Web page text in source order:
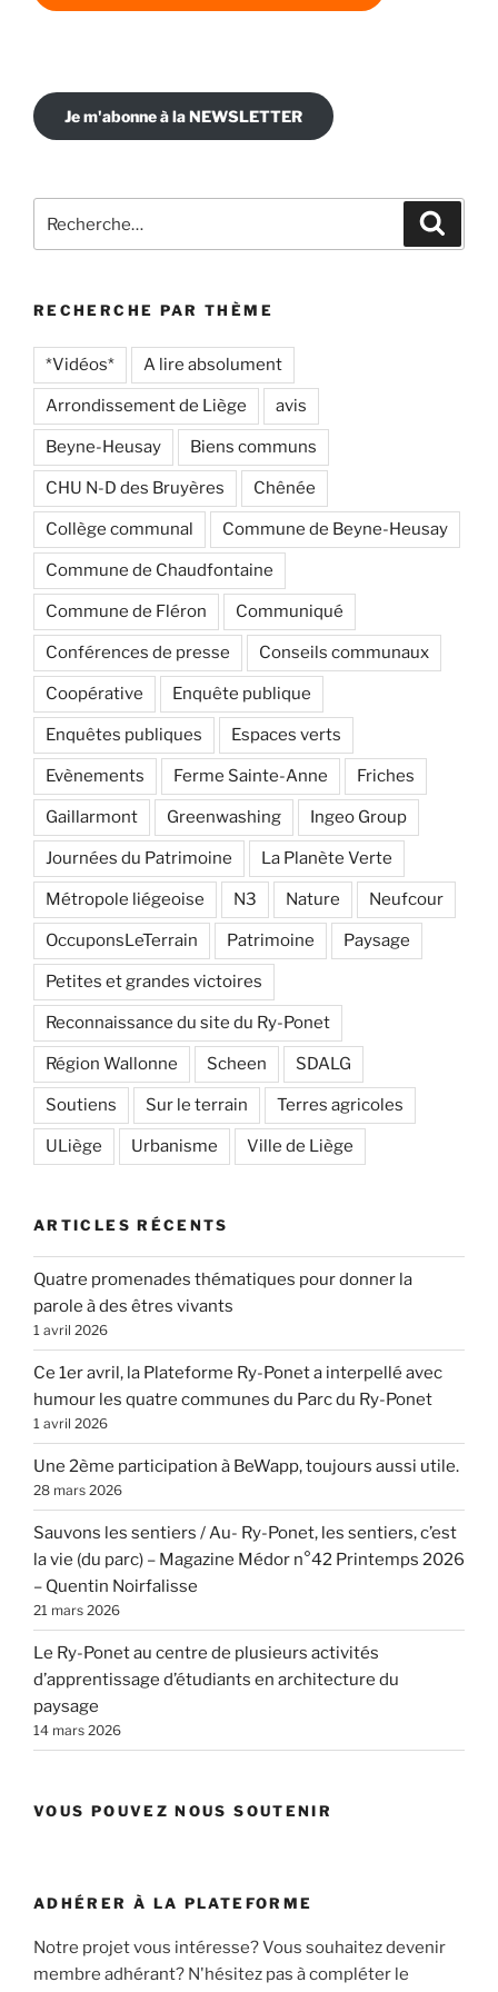
Je m'abonne à la NEWSLETTER
pour
RECHERCHE PAR THÈME
*Vidéos* A lire absolument
Arrondissement de Liège avis
Beyne-Heusay Biens communs
CHU N-D des Bruyères Chênée
Collège communal Commune de Beyne-Heusay
Commune de Chaudfontaine
Commune de Fléron Communiqué
Conférences de presse Conseils communaux
Coopérative Enquête publique
Enquêtes publiques Espaces verts
Evènements Ferme Sainte-Anne Friches
Gaillarmont Greenwashing Ingeo Group
Journées du Patrimoine La Planète Verte
Métropole liégeoise N3 Nature Neufcour
OccuponsLeTerrain Patrimoine Paysage
Petites et grandes victoires
Reconnaissance du site du Ry-Ponet
Région Wallonne Scheen SDALG
Soutiens Sur le terrain Terres agricoles
ULiège Urbanisme Ville de Liège
ARTICLES RÉCENTS
Quatre promenades thématiques pour donner la
parole à des êtres vivants
1 avril 2026
Ce 1er avril, la Plateforme Ry-Ponet a interpellé avec
humour les quatre communes du Parc du Ry-Ponet
1 avril 2026
Une 2ème participation à BeWapp, toujours aussi utile.
28 mars 2026
Sauvons les sentiers / Au- Ry-Ponet, les sentiers, c’est
la vie (du parc) – Magazine Médor n°42 Printemps 2026
– Quentin Noirfalisse
21 mars 2026
Le Ry-Ponet au centre de plusieurs activités
d’apprentissage d’étudiants en architecture du
paysage
14 mars 2026
VOUS POUVEZ NOUS SOUTENIR
ADHÉRER À LA PLATEFORME
Notre projet vous intéresse? Vous souhaitez devenir
membre adhérant? N'hésitez pas à compléter le